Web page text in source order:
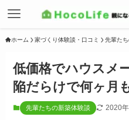
ホーム 家づくり体験談・口コミ 先輩た
低価格でハウスメ
陥だらけで何ヶ月
先輩たちの新築体験談 2020